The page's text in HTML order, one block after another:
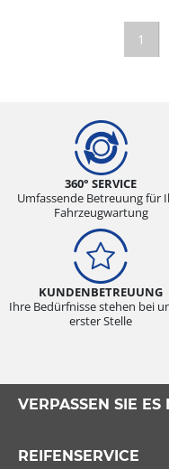
1
360° SERVICE
Umfassende Betreuung für
Fahrzeugwartung
KUNDENBETREUUNG
Ihre Bedürfnisse stehen bei
erster Stelle
VERPASSEN SIE ES
REIFENSERVICE